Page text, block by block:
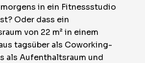
in ein Fitnessstudio
Oder dass ein
von 22 m² in einem
tagsüber als Coworking-
als Aufenthaltsraum und